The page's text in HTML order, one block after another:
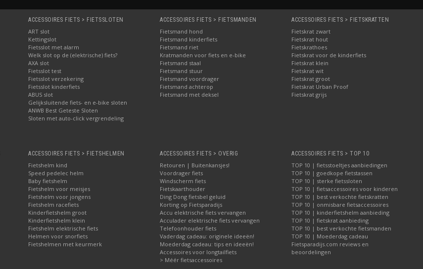
ACCESSOIRES FIETS > FIETSSLOTEN
ART slot
Kettingslot
Fietsslot met alarm
Welk slot op de (elektrische) fiets?
AXA slot
Fietsslot test
Fietsslot verzekering
Fietsslot kinderfiets
ABUS slot
Gelijksluitende fiets- en e-bike sloten
ANWB Best Geteste Sloten
Sloten met auto-click vergrendeling
ACCESSOIRES FIETS > FIETSMANDEN
Fietsmand hond
Fietsmand kinderfiets
Fietsmand riet
Kratmanden voor fiets en e-bike
Fietsmand staal
Fietsmand stuur
Fietsmand voordrager
Fietsmand achterop
Fietsmand met deksel
ACCESSOIRES FIETS > FIETSKRATTEN
Fietskrat zwart
Fietskrat hout
Fietskrathoes
Fietskrat voor de kinderfiets
Fietskrat klein
Fietskrat wit
Fietskrat groot
Fietskrat Urban Proof
Fietskrat grijs
ACCESSOIRES FIETS > FIETSHELMEN
Fietshelm kind
Speed pedelec helm
Baby fietshelm
Fietshelm voor meisjes
Fietshelm voor jongens
Fietshelm racefiets
Kinderfietshelm groot
Kinderfietshelm klein
Fietshelm elektrische fiets
Helmen voor snorfiets
Fietshelmen met keurmerk
ACCESSOIRES FIETS > OVERIG
Retouren | Buitenkansjes!
Voordrager fiets
Windscherm fiets
Fietskaarthouder
Ding Dong fietsbel geluid
Korting op Fietsparadijs
Accu elektrische fiets vervangen
Acculader elektrische fiets vervangen
Telefoonhouder fiets
Vaderdag cadeau: originele ideeën!
Moederdag cadeau: tips en ideeën!
Accessoires voor longtailfiets
> Méér fietsaccessoires
ACCESSOIRES FIETS > TOP 10
TOP 10 | fietsstoeltjes aanbiedingen
TOP 10 | goedkope fietstassen
TOP 10 | sterke fietssloten
TOP 10 | fietsaccessoires voor kinderen
TOP 10 | best verkochte fietskratten
TOP 10 | onmisbare fietsaccessoires
TOP 10 | kinderfietshelm aanbieding
TOP 10 | fietskrat aanbieding
TOP 10 | best verkochte fietsmanden
TOP 10 | Moederdag cadeau
Fietsparadijs.com reviews en
beoordelingen